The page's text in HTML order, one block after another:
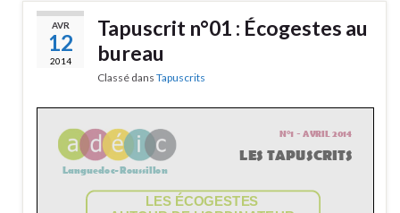
AVR
12
2014
Tapuscrit n°01 : Écogestes au
bureau
Classé dans Tapuscrits